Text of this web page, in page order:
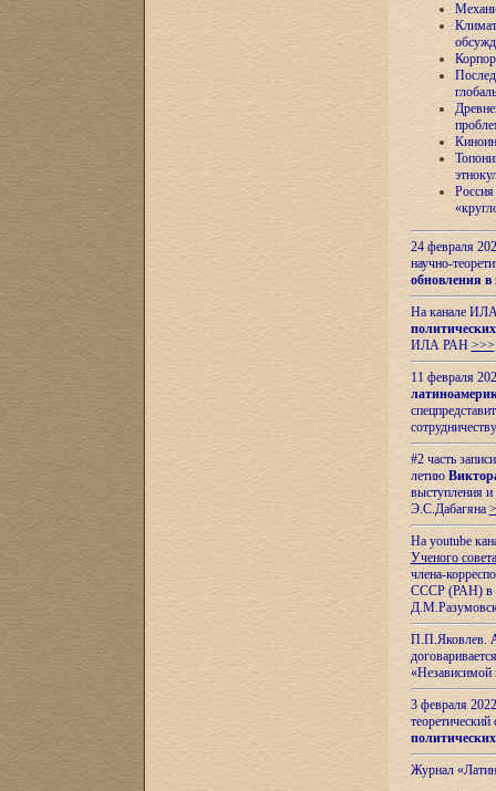
24 февраля
научно-
обновления в
На канале
ИЛА РАН >>>
11 февраля
#2 часть
летию
выступления
Э.С.Дабагяна
На youtube
Ученого
члена-
СССР (РАН) в
П.П.Яковлев.
«Независимой
3 февраля
теоретический
Журнал